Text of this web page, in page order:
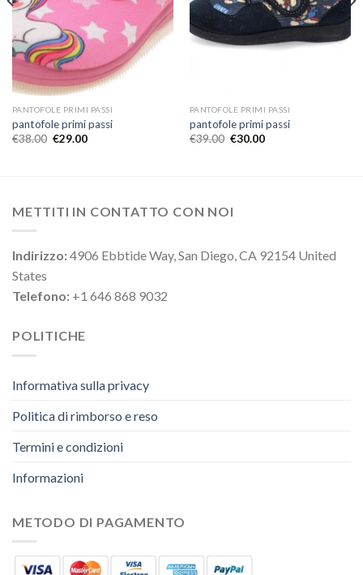
PANTOFOLE PRIMI PASSI
pantofole primi passi
€38.00 €29.00
PANTOFOLE PRIMI PASSI
pantofole primi passi
€39.00 €30.00
METTITI IN CONTATTO CON NOI
Indirizzo:4906 Ebbtide Way, San Diego, CA 92154 United
States
Telefono: +1 646 868 9032
POLITICHE
Informativa sulla privacy
Politica di rimborso e reso
Termini e condizioni
Informazioni
METODO DI PAGAMENTO